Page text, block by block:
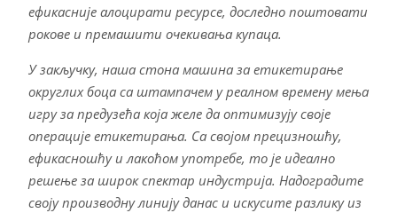
ефикасније алоцирати ресурсе, доследно поштовати
рокове и премашити очекивања купаца.
У закључку, наша стона машина за етикетирање
округлих боца са штампачем у реалном времену мења
игру за предузећа која желе да оптимизују своје
операције етикетирања. Са својом прецизношћу,
ефикасношћу и лакоћом употребе, то је идеално
решење за широк спектар индустрија. Надоградите
своју производну линију данас и искусите разлику из